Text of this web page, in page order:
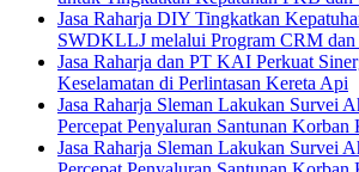
Jasa Raharja DIY Tingkatkan
SWDKLLJ melalui Program CRM dan
Jasa Raharja dan PT KAI Perkuat
Keselamatan di Perlintasan Kereta Api
Jasa Raharja Sleman Lakukan Survei
Percepat Penyaluran Santunan Korban
Jasa Raharja Sleman Lakukan Survei